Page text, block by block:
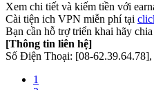
Xem chi tiết và kiếm tiền với
Cài tiện ich VPN miễn phí tại
Bạn cần hỗ trợ triển khai hãy
[Thông tin liên hệ]
Số Điện Thoại: [08-
1